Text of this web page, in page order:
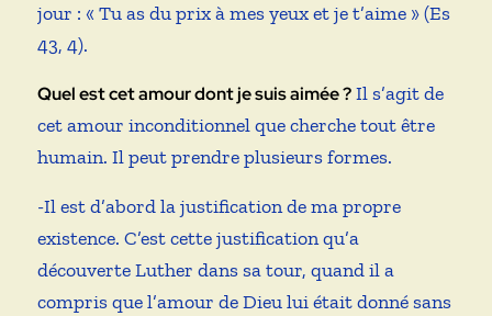
jour : « Tu as du prix à mes yeux et je t’aime » (Es
43, 4).
Quel est cet amour dont je suis aimée ?Il s’agit de
cet amour inconditionnel que cherche tout être
humain. Il peut prendre plusieurs formes.
-Il est d’abord la justification de ma propre
existence. C’est cette justification qu’a
découverte Luther dans sa tour, quand il a
compris que l’amour de Dieu lui était donné sans